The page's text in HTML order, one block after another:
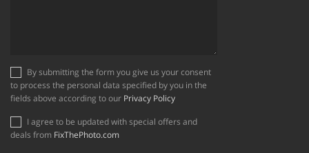
to process the personal data specified by you in the
fields above according to our Privacy Policy
deals from FixThePhoto.com